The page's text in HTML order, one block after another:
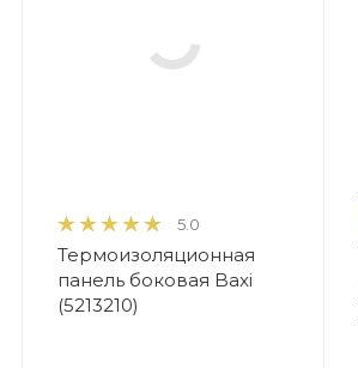
5.0
Термоизоляционная
панель боковая Baxi
(5213210)